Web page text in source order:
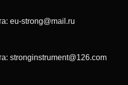
eu-strong@mail.ru
stronginstrument@126.com